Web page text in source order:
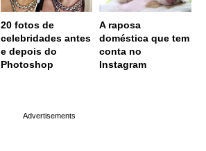
20 fotos de
celebridades antes
e depois do
Photoshop
A raposa
doméstica que tem
conta no
Instagram